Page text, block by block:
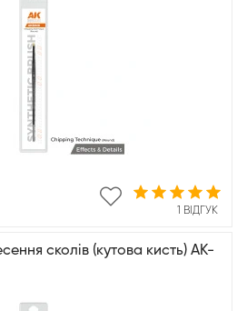
1 ВІДГУК
сколів (кутова кисть) AK-